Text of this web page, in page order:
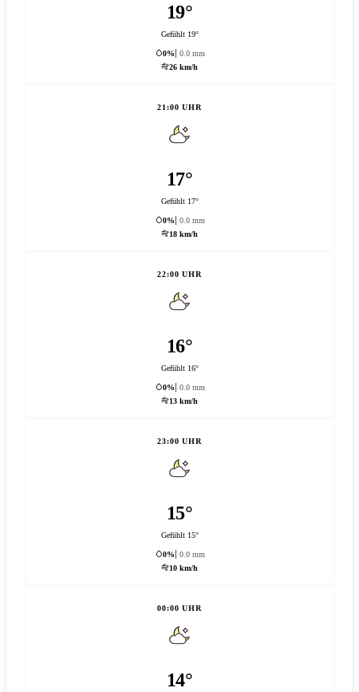
19°
Gefühlt 19°
0%
0.0 mm
26 km/h
21:00 UHR
17°
Gefühlt 17°
0%
0.0 mm
18 km/h
22:00 UHR
16°
Gefühlt 16°
0%
0.0 mm
13 km/h
23:00 UHR
15°
Gefühlt 15°
0%
0.0 mm
10 km/h
00:00 UHR
14°